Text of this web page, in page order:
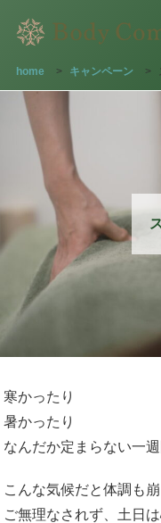
home > キャンペーン >
寒かったり
暑かったり
なんだか定まらない一週
こんな気候だと体調も
ご無理なされず、土日